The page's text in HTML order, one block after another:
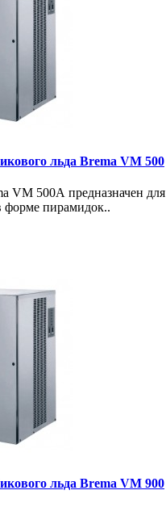
льда Brema VM 500
VM 500А предназначен для
форме пирамидок..
льда Brema VM 900